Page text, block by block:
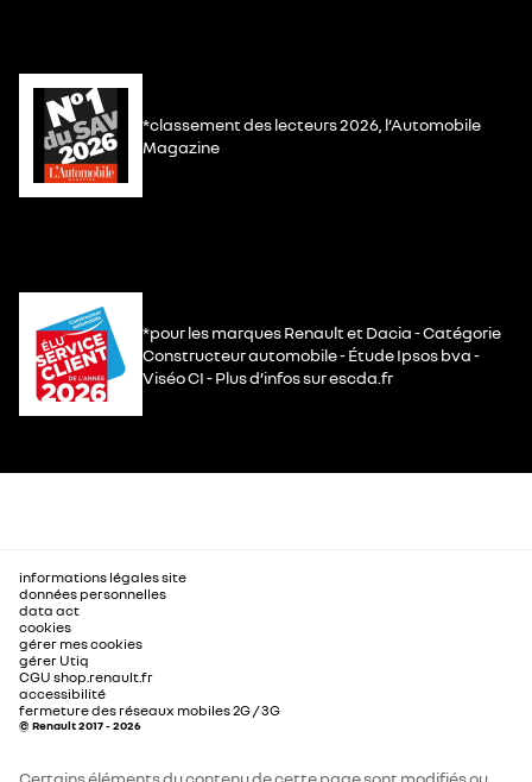
*classement des lecteurs 2026, l’Automobile
Magazine
*pour les marques Renault et Dacia - Catégorie
Constructeur automobile - Étude Ipsos bva -
Viséo CI - Plus d’infos sur escda.fr
informations légales site
données personnelles
data act
cookies
gérer mes cookies
gérer Utiq
CGU shop.renault.fr
accessibilité
fermeture des réseaux mobiles 2G / 3G
© Renault 2017 - 2026